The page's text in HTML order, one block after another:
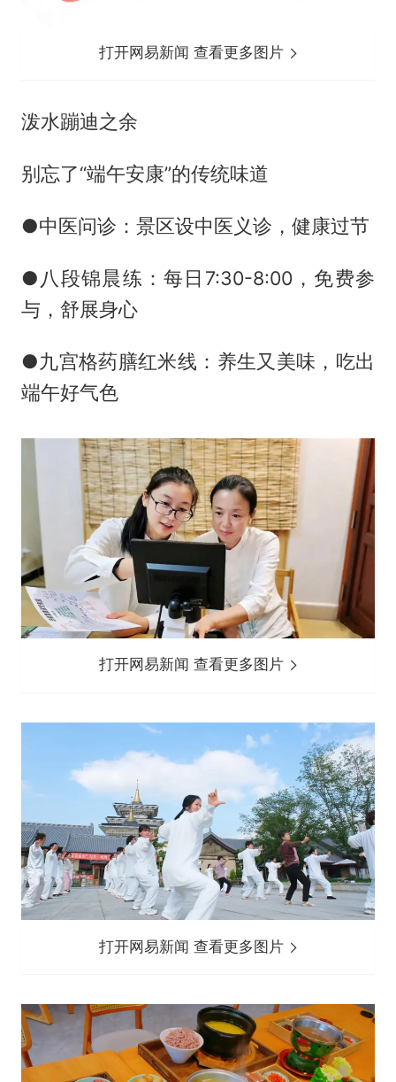
打开网易新闻 查看更多图片
泼水蹦迪之余
别忘了“端午安康”的传统味道
●中医问诊：景区设中医义诊，健康过节
●八段锦晨练：每日7:30-8:00，免费参
与，舒展身心
●九宫格药膳红米线：养生又美味，吃出
端午好气色
打开网易新闻 查看更多图片
打开网易新闻 查看更多图片